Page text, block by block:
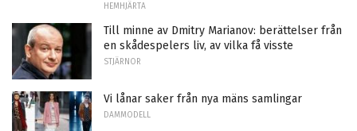
HEMHJÄRTA
Till minne av Dmitry Marianov: berättelser från
en skådespelers liv, av vilka få visste
STJÄRNOR
Vi lånar saker från nya mäns samlingar
DAMMODELL